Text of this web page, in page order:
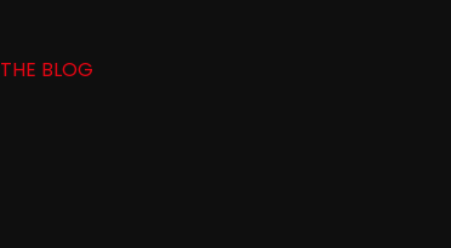
THE BLOG